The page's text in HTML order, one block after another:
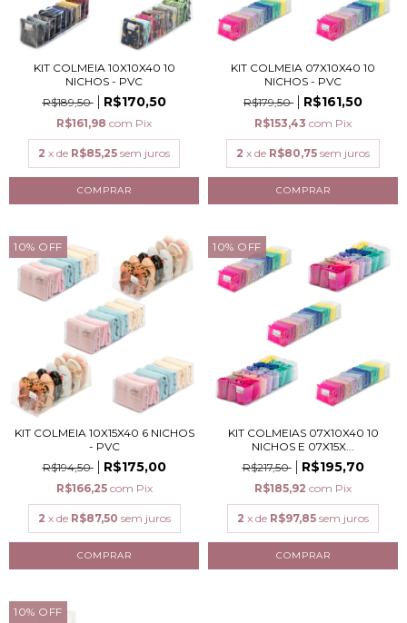
KIT COLMEIA 10X10X40 10
NICHOS - PVC
R$189,50
R$170,50
R$161,98 com Pix
2 x de R$85,25 sem juros
KIT COLMEIA 07X10X40 10
NICHOS - PVC
R$179,50
R$161,50
R$153,43 com Pix
2 x de R$80,75 sem juros
10% OFF
KIT COLMEIA 10X15X40 6 NICHOS
- PVC
R$194,50
R$175,00
R$166,25 com Pix
2 x de R$87,50 sem juros
10% OFF
KIT COLMEIAS 07X10X40 10
NICHOS E 07X15X...
R$217,50
R$195,70
R$185,92 com Pix
2 x de R$97,85 sem juros
10% OFF